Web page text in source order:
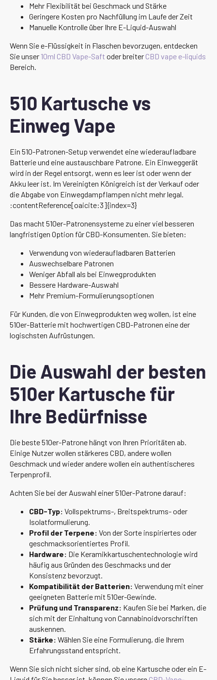
Mehr Flexibilität bei Geschmack und Stärke
Geringere Kosten pro Nachfüllung im Laufe der Zeit
Manuelle Kontrolle über Ihre E-Liquid-Auswahl
Wenn Sie e-Flüssigkeit in Flaschen bevorzugen, entdecken
Sie unser 10ml CBD Vape-Saft oder breiter CBD vape e-liquids
Bereich.
510 Kartusche vs
Einweg Vape
Ein 510-Patronen-Setup verwendet eine wiederaufladbare
Batterie und eine austauschbare Patrone. Ein Einweggerät
wird in der Regel entsorgt, wenn es leer ist oder wenn der
Akku leer ist. Im Vereinigten Königreich ist der Verkauf oder
die Abgabe von Einwegdampflampen nicht mehr legal.
:contentReference[oaicite:3]{index=3}
Das macht 510er-Patronensysteme zu einer viel besseren
langfristigen Option für CBD-Konsumenten. Sie bieten:
Verwendung von wiederaufladbaren Batterien
Auswechselbare Patronen
Weniger Abfall als bei Einwegprodukten
Bessere Hardware-Auswahl
Mehr Premium-Formulierungsoptionen
Für Kunden, die von Einwegprodukten weg wollen, ist eine
510er-Batterie mit hochwertigen CBD-Patronen eine der
logischsten Aufrüstungen.
Die Auswahl der besten
510er Kartusche für
Ihre Bedürfnisse
Die beste 510er-Patrone hängt von Ihren Prioritäten ab.
Einige Nutzer wollen stärkeres CBD, andere wollen
Geschmack und wieder andere wollen ein authentischeres
Terpenprofil.
Achten Sie bei der Auswahl einer 510er-Patrone darauf:
CBD-Typ: Vollspektrums-, Breitspektrums- oder
Isolatformulierung.
Profil der Terpene: Von der Sorte inspiriertes oder
geschmacksorientiertes Profil.
Hardware: Die Keramikkartuschentechnologie wird
häufig aus Gründen des Geschmacks und der
Konsistenz bevorzugt.
Kompatibilität der Batterien: Verwendung mit einer
geeigneten Batterie mit 510er-Gewinde.
Prüfung und Transparenz: Kaufen Sie bei Marken, die
sich mit der Einhaltung von Cannabinoidvorschriften
auskennen.
Stärke: Wählen Sie eine Formulierung, die Ihrem
Erfahrungsstand entspricht.
Wenn Sie sich nicht sicher sind, ob eine Kartusche oder ein E-